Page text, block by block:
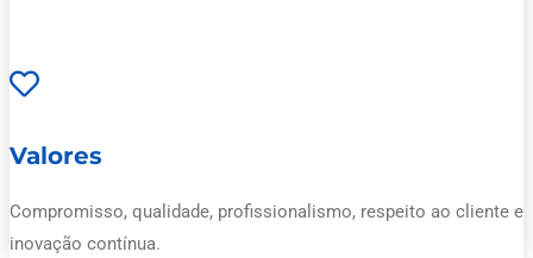
Valores
Compromisso, qualidade, profissionalismo, respeito ao cliente e
inovação contínua.